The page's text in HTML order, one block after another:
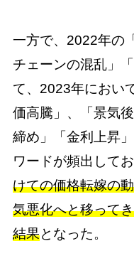
一方で、2022年の
チェーンの混乱」
て、2023年におい
価高騰」、「景気
締め」「金利上昇
ワードが頻出してお
けての価格転嫁の
気悪化へと移って
結果となった。